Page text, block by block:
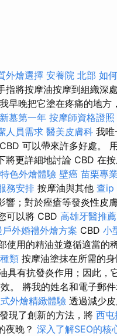
外燴選擇 安養院 北部 如
將按摩油按摩到組織深
早晚把它塗在疼痛的地方
新墓第一年 按摩師資格證照
人員需求 醫美皮膚科 我唯
可以帶來許多好處。
更詳細地討論 CBD 在
色外燴體驗 壁癌 苗栗專
務安排 按摩油與其他 查ip
響；對於痤瘡等發炎性皮
可以將 CBD 高雄牙醫推薦
戶外婚禮外燴方案 CBD 小
使用的精油並遵循適當的
類 按摩油塗抹在所需的
具有抗發炎作用；因此，
。 將我的姓名和電子郵件
外燴精緻體驗 透過減少
現了創新的方法，將 西屯
夜晚？ 深入了解SEO的核